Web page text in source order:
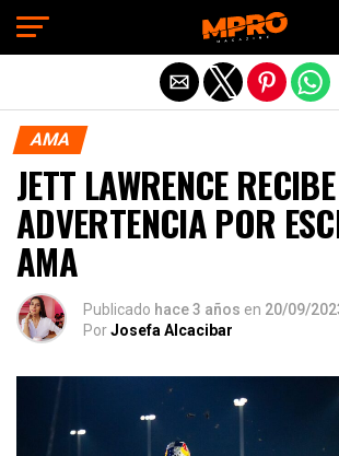
AMA
JETT LAWRENCE
ADVERTENCIA POR
AMA
Publicado hace 3 años en 20/09/
PorJosefa Alcacibar
Exit mobile version